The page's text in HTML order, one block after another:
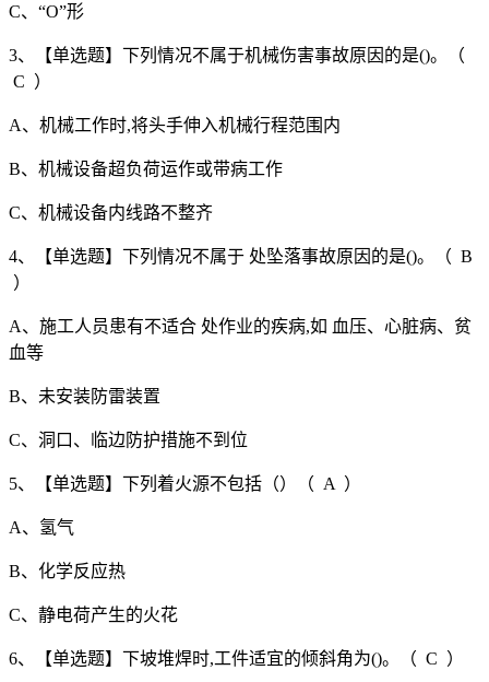
C、“O”形
3、【单选题】下列情况不属于机械伤害事故原因的是()。（
C ）
A、机械工作时,将头手伸入机械行程范围内
B、机械设备超负荷运作或带病工作
C、机械设备内线路不整齐
4、【单选题】下列情况不属于 处坠落事故原因的是()。（ B
）
A、施工人员患有不适合 处作业的疾病,如 血压、心脏病、贫
血等
B、未安装防雷装置
C、洞口、临边防护措施不到位
5、【单选题】下列着火源不包括（）（ A ）
A、氢气
B、化学反应热
C、静电荷产生的火花
6、【单选题】下坡堆焊时,工件适宜的倾斜角为()。（ C ）